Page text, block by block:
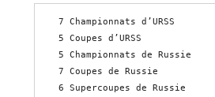
7 Championnats d’URSS
5 Coupes d’URSS
5 Championnats de Russie
7 Coupes de Russie
6 Supercoupes de Russie